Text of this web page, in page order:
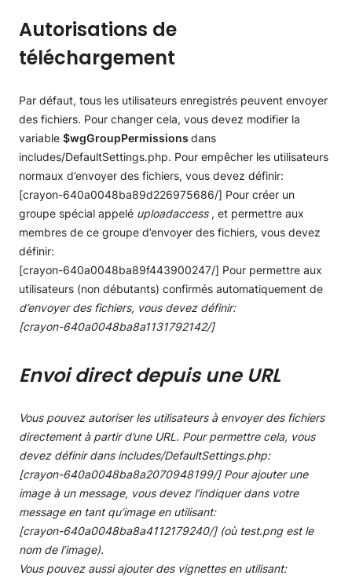
Autorisations de
téléchargement
Par défaut, tous les utilisateurs enregistrés peuvent envoyer
des fichiers. Pour changer cela, vous devez modifier la
variable $wgGroupPermissions dans
includes/DefaultSettings.php. Pour empêcher les utilisateurs
normaux d’envoyer des fichiers, vous devez définir:
[crayon-640a0048ba89d226975686/] Pour créer un
groupe spécial appelé uploadaccess , et permettre aux
membres de ce groupe d’envoyer des fichiers, vous devez
définir:
[crayon-640a0048ba89f443900247/] Pour permettre aux
utilisateurs (non débutants) confirmés automatiquement de
d’envoyer des fichiers, vous devez définir:
[crayon-640a0048ba8a1131792142/]
Envoi direct depuis une URL
Vous pouvez autoriser les utilisateurs à envoyer des fichiers
directement à partir d’une URL. Pour permettre cela, vous
devez définir dans includes/DefaultSettings.php:
[crayon-640a0048ba8a2070948199/] Pour ajouter une
image à un message, vous devez l’indiquer dans votre
message en tant qu’image en utilisant:
[crayon-640a0048ba8a4112179240/] (où test.png est le
nom de l’image).
Vous pouvez aussi ajouter des vignettes en utilisant: